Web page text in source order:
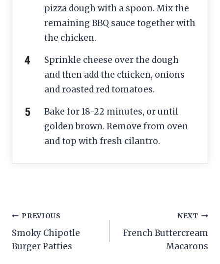
pizza dough with a spoon. Mix the
remaining BBQ sauce together with
the chicken.
Sprinkle cheese over the dough
and then add the chicken, onions
and roasted red tomatoes.
Bake for 18-22 minutes, or until
golden brown. Remove from oven
and top with fresh cilantro.
Post
navigation
PREVIOUS
Smoky Chipotle
Burger Patties
NEXT
French Buttercream
Macarons